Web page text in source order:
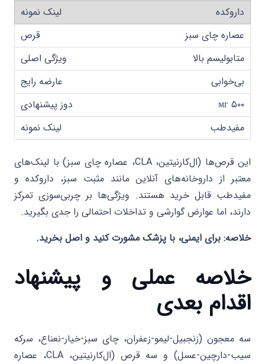
داروکده
عصاره چای سبز
متابولیسم بالا
بی‌خوابی
۵۰۰ мг
مفیدطب
این قرص‌ها (ال‌کارنیتین، CLA، عصاره چای سبز) با لینک‌های
معتبر از داروخانه‌های آنلاین مانند مثبت سبز، داروکده و
مفیدطب قابل خرید هستند. ویژگی‌ها بر چربی‌سوزی تمرکز
دارند، اما عوارض گوارشی و تداخلات احتمالی را جدی بگیرید.
خلاصه: برای ایمنی، با پزشک مشورت کنید و اصل بخرید.
خلاصه عملی و پیشنهاد
اقدام بعدی
سه معجون (زنجبیل-لیمو-زعفران، چای سبز-خیار-نعناع، سرکه
سیب-دارچین-عسل) و سه قرص (ال‌کارنیتین، CLA، عصاره